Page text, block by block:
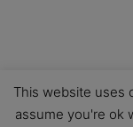
This website uses
assume you're ok